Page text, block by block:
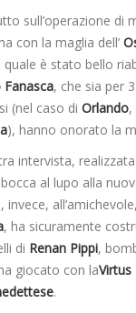
sull’operazione di
con la maglia dell’
è stato bello
, che sia per
(nel caso di Orlando,
), hanno onorato la
intervista,
al lupo alla
invece,
, ha sicuramente
di Renan Pippi,
giocato con laVirtus
.